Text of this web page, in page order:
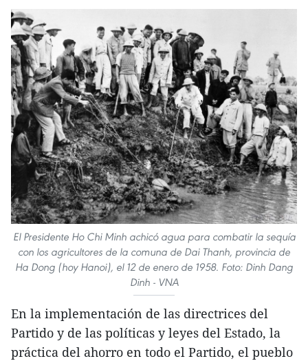
El Presidente Ho Chi Minh achicó agua para combatir la sequía
con los agricultores de la comuna de Dai Thanh, provincia de
Ha Dong (hoy Hanoi), el 12 de enero de 1958. Foto: Dinh Dang
Dinh - VNA
En la implementación de las directrices del
Partido y de las políticas y leyes del Estado, la
práctica del ahorro en todo el Partido, el pueblo